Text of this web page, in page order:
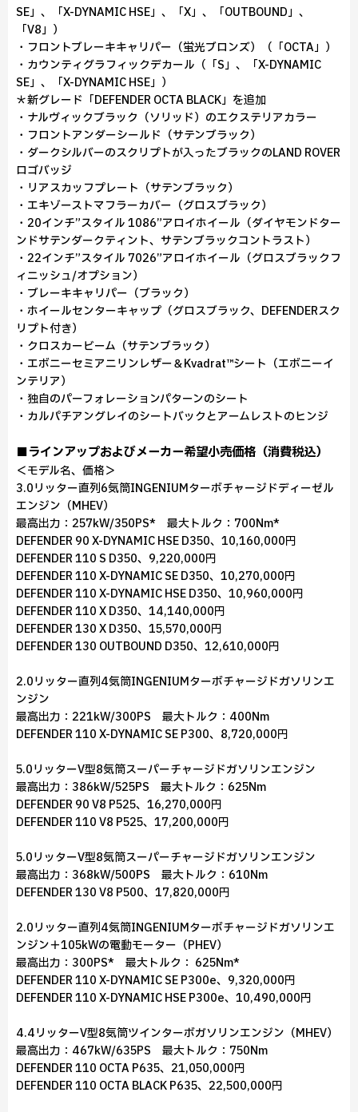
SE」、「X-DYNAMIC HSE」、「X」、「OUTBOUND」、
「V8」）
・フロントブレーキキャリパー（蛍光ブロンズ）（「OCTA」）
・カウンティグラフィックデカール（「S」、「X-DYNAMIC
SE」、「X-DYNAMIC HSE」）
＊新グレード「DEFENDER OCTA BLACK」を追加
・ナルヴィックブラック（ソリッド）のエクステリアカラー
・フロントアンダーシールド（サテンブラック）
・ダークシルバーのスクリプトが入ったブラックのLAND ROVER
ロゴバッジ
・リアスカッフプレート（サテンブラック）
・エキゾーストマフラーカバー（グロスブラック）
・20インチ”スタイル 1086”アロイホイール（ダイヤモンドター
ンドサテンダークティント、サテンブラックコントラスト）
・22インチ”スタイル 7026”アロイホイール（グロスブラックフ
ィニッシュ/オプション）
・ブレーキキャリパー（ブラック）
・ホイールセンターキャップ（グロスブラック、DEFENDERスク
リプト付き）
・クロスカービーム（サテンブラック）
・エボニーセミアニリンレザー＆Kvadrat™シート（エボニーイ
ンテリア）
・独自のパーフォレーションパターンのシート
・カルパチアングレイのシートバックとアームレストのヒンジ
■ラインアップおよびメーカー希望小売価格（消費税込）
＜モデル名、価格＞
3.0リッター直列6気筒INGENIUMターボチャージドディーゼル
エンジン（MHEV）
最高出力：257kW/350PS* 最大トルク：700Nm*
DEFENDER 90 X-DYNAMIC HSE D350、10,160,000円
DEFENDER 110 S D350、9,220,000円
DEFENDER 110 X-DYNAMIC SE D350、10,270,000円
DEFENDER 110 X-DYNAMIC HSE D350、10,960,000円
DEFENDER 110 X D350、14,140,000円
DEFENDER 130 X D350、15,570,000円
DEFENDER 130 OUTBOUND D350、12,610,000円
2.0リッター直列4気筒INGENIUMターボチャージドガソリンエ
ンジン
最高出力：221kW/300PS 最大トルク：400Nm
DEFENDER 110 X-DYNAMIC SE P300、8,720,000円
5.0リッターV型8気筒スーパーチャージドガソリンエンジン
最高出力：386kW/525PS 最大トルク：625Nm
DEFENDER 90 V8 P525、16,270,000円
DEFENDER 110 V8 P525、17,200,000円
5.0リッターV型8気筒スーパーチャージドガソリンエンジン
最高出力：368kW/500PS 最大トルク：610Nm
DEFENDER 130 V8 P500、17,820,000円
2.0リッター直列4気筒INGENIUMターボチャージドガソリンエ
ンジン＋105kWの電動モーター（PHEV）
最高出力：300PS* 最大トルク： 625Nm*
DEFENDER 110 X-DYNAMIC SE P300e、9,320,000円
DEFENDER 110 X-DYNAMIC HSE P300e、10,490,000円
4.4リッターV型8気筒ツインターボガソリンエンジン（MHEV）
最高出力：467kW/635PS 最大トルク：750Nm
DEFENDER 110 OCTA P635、21,050,000円
DEFENDER 110 OCTA BLACK P635、22,500,000円